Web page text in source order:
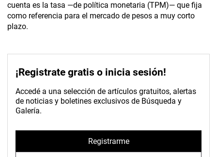
cuenta es la tasa —de política monetaria (TPM)— que fija
como referencia para el mercado de pesos a muy corto
plazo.
¡Registrate gratis o inicia sesión!
Accedé a una selección de artículos gratuitos, alertas
de noticias y boletines exclusivos de Búsqueda y
Galería.
Registrarme